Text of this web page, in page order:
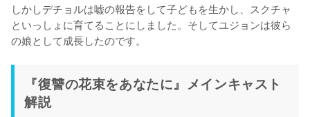
しかしデチョルは嘘の報告をして子どもを生かし、スクチャ
といっしょに育てることにしました。そしてユジョンは彼ら
の娘として成長したのです。
『復讐の花束をあなたに』メインキャスト
解説